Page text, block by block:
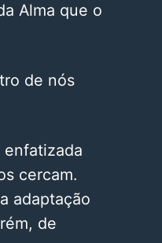
Alma que o
de nós
enfatizada
cercam.
adaptação
de